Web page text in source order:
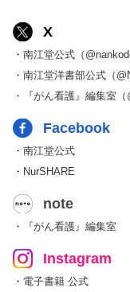
X
・南江堂公式（
・南江堂洋書部公式（
・『がん看護』編集室（
Facebook
・南江堂公式
・NurSHARE
note
・『がん看護』編集室
Instagram
・電子書籍 公式